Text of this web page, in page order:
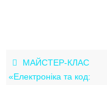
МАЙСТЕР-КЛАС
«Електроніка та код: